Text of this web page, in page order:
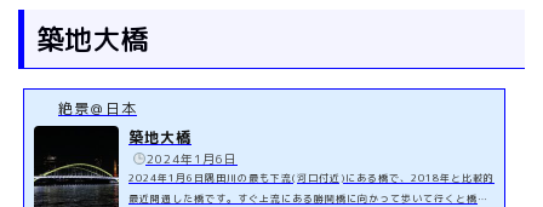
築地大橋
絶景＠日本
築地大橋
2024年1月6日
2024年1月6日隅田川の最も下流(河口付近)にある橋で、2018年と比較的
最近開通した橋です。すぐ上流にある勝鬨橋に向かって歩いて行くと橋越